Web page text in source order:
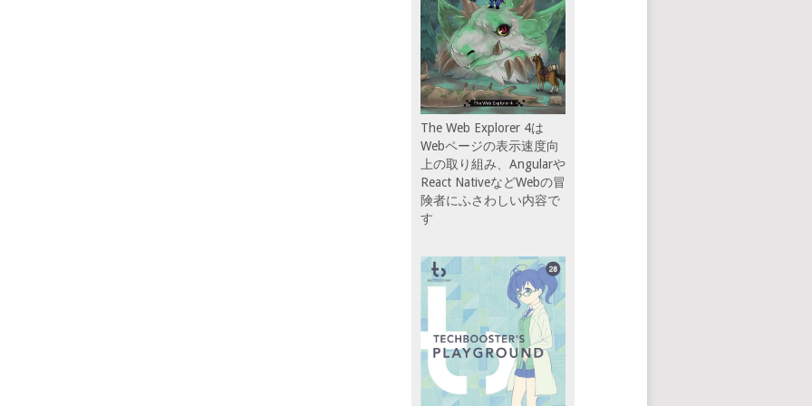
The Web Explorer 4は
Webページの表示速度向
上の取り組み、Angularや
React NativeなどWebの冒
険者にふさわしい内容で
す